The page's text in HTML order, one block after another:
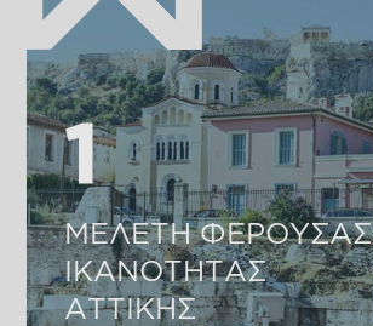
1
1
ΜΕΛΕΤΗ ΦΕΡΟΥΣΑΣ
ΙΚΑΝΟΤΗΤΑΣ
ΑΤΤΙΚΗΣ